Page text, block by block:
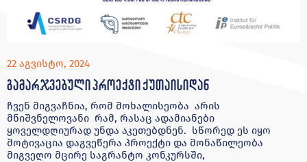
22 აგვისტო, 2024
გამარჯვებული პროექტი ქუთაისიდან
ჩვენ მიგვაჩნია, რომ მოხალისეობა არის
მნიშვნელოვანი რამ, რასაც ადამიანები
ყოველდღიურად უნდა აკეთებდნენ. სწორედ ეს იყო
მოტივაცია დაგვეწერა პროექტი და მონაწილეობა
მიგვეღო მცირე საგრანტო კონკურსში,